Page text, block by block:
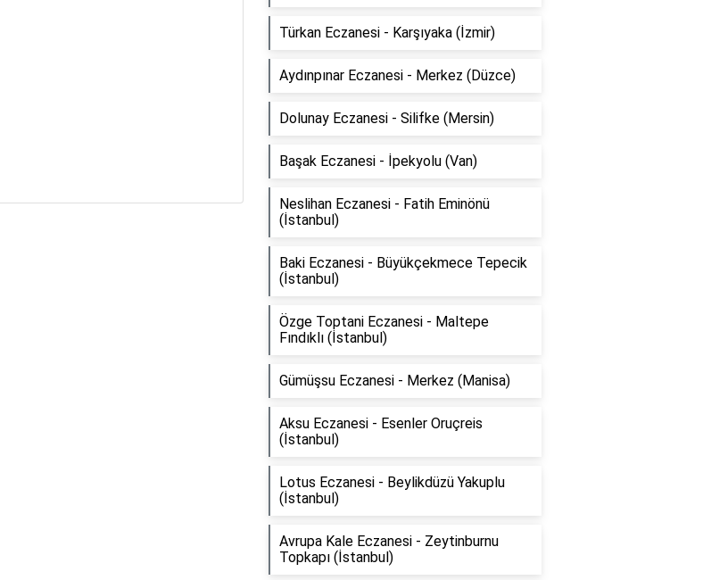
Türkan Eczanesi - Karşıyaka (İzmir)
Aydınpınar Eczanesi - Merkez (Düzce)
Dolunay Eczanesi - Silifke (Mersin)
Başak Eczanesi - İpekyolu (Van)
Neslihan Eczanesi - Fatih Eminönü
(İstanbul)
Baki Eczanesi - Büyükçekmece Tepecik
(İstanbul)
Özge Toptani Eczanesi - Maltepe
Fındıklı (İstanbul)
Gümüşsu Eczanesi - Merkez (Manisa)
Aksu Eczanesi - Esenler Oruçreis
(İstanbul)
Lotus Eczanesi - Beylikdüzü Yakuplu
(İstanbul)
Avrupa Kale Eczanesi - Zeytinburnu
Topkapı (İstanbul)